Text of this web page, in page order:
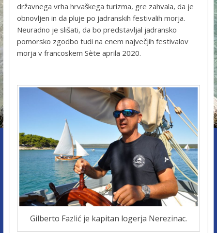
državnega vrha hrvaškega turizma, gre zahvala, da je
obnovljen in da pluje po jadranskih festivalih morja.
Neuradno je slišati, da bo predstavljal jadransko
pomorsko zgodbo tudi na enem največjih festivalov
morja v francoskem Sète aprila 2020.
Gilberto Fazlić je kapitan logerja Nerezinac.